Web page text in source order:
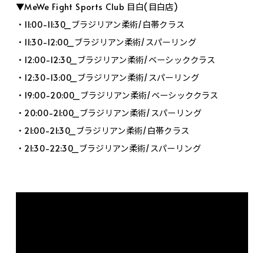
▼MeWe Fight Sports Club 目白(目白店)
・11:00-11:30_ブラジリアン柔術/白帯クラス
・11:30-12:00_ブラジリアン柔術/スパーリング
・12:00-12:30_ブラジリアン柔術/ベーシッククラス
・12:30-13:00_ブラジリアン柔術/スパーリング
・19:00-20:00_ブラジリアン柔術/ベーシッククラス
・20:00-21:00_ブラジリアン柔術/スパーリング
・21:00-21:30_ブラジリアン柔術/白帯クラス
・21:30-22:30_ブラジリアン柔術/スパーリング